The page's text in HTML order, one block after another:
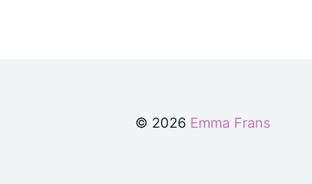
© 2026 Emma Frans